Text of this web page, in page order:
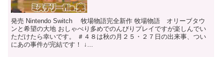
発売 Nintendo Switch 牧場物語完全新作 牧場物語 オリーブタウ
ンと希望の大地 おしゃべり多めでのんびりプレイですが楽しんでい
ただけたら幸いです。 ＃４８は秋の月２５・２７日の出来事、つい
にあの事件が完結です！ ↓...